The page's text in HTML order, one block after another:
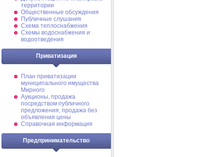
территории
Общественные обсуждения
Публичные слушания
Схема теплоснабжения
Схемы водоснабжения и
водоотведения
Приватизация
План приватизации
муниципального имущества
Мирного
Аукционы, продажа
посредством публичного
предложения, продажа без
объявления цены
Справочная информация
Предпринимательство